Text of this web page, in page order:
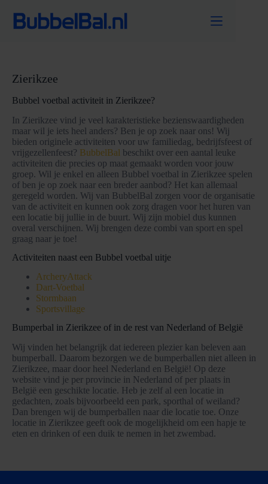
naar
Zierikzee
Bubbel voetbal activiteit in Zierikzee?
In Zierikzee vind je veel karakteristieke bezienswaardigheden
maar wil je iets heel anders? Ben je op zoek naar ons! Wij
bieden originele activiteiten voor uw familiedag, bedrijfsfeest of
vrijgezellenfeest? BubbelBal beschikt over een aantal leuke
activiteiten die precies op maat gemaakt worden voor jouw
groep. Wil je enkel en alleen Bubbel voetbal in Zierikzee spelen
of ben je op zoek naar een breder aanbod? Het kan allemaal
geregeld worden. Wij van BubbelBal zorgen voor de organisatie
van de activiteit en kunnen ook zorg dragen voor het huren van
een locatie bij jullie in de buurt. Wij zijn mobiel dus kunnen
overal verschijnen. Wij brengen deze combi van sport en spel
graag naar je toe!
Activiteiten naast een Bubbel voetbal uitje
ArcheryAttack
Dart-Voetbal
Stormbaan
Sportsvillage
Bumperbal in Zierikzee of in de rest van Nederland of België
Wij vinden het belangrijk dat iedereen plezier kan beleven aan
bumperball. Daarom bezorgen we de bumperballen niet alleen in
Zierikzee, maar door heel Nederland en België! Op deze
website vind je per provincie in Nederland of per plaats in
België een geschikte locatie. Heb je zelf al een locatie in
gedachten, zoals bijvoorbeeld een park, sporthal of weiland?
Dan brengen wij de bumperballen naar die locatie toe. Onze
locatie in Zierikzee geeft ook de mogelijkheid om een hapje te
eten en drinken of een duik te nemen in het zwembad.